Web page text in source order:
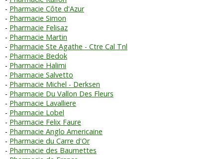
Pharmacie Côte d'Azur
Pharmacie Simon
Pharmacie Felisaz
Pharmacie Martin
Pharmacie Ste Agathe - Ctre Cal Tnl
Pharmacie Bedok
Pharmacie Halimi
Pharmacie Salvetto
Pharmacie Michel - Derksen
Pharmacie Du Vallon Des Fleurs
Pharmacie Lavalliere
Pharmacie Lobel
Pharmacie Felix Faure
Pharmacie Anglo Americaine
Pharmacie du Carre d'Or
Pharmacie des Baumettes